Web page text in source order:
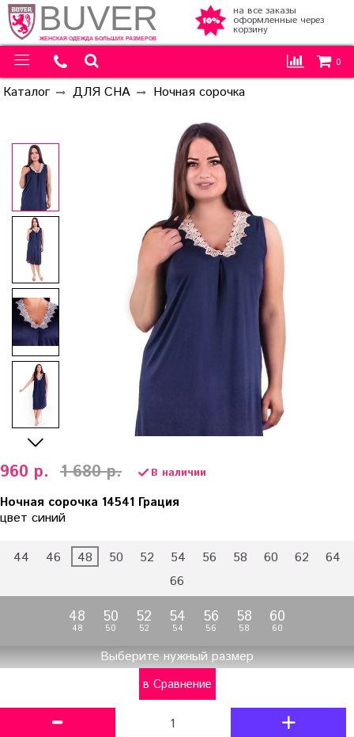
0
BUVER
ЖЕНСКАЯ ОДЕЖДА БОЛЬШИХ РАЗМЕРОВ
на все заказы
оформленные через
корзину
Каталог ДЛЯ СНА Ночная сорочка
960 р. 1 680 р. В наличии
Ночная сорочка 14541 Грация
цвет синий
44 46 48 50 52 54 56 58 60 62
64
66
48
48
50
50
52
52
54
54
56
56
58
58
60
60
Выберите нужный размер
в Сравнение